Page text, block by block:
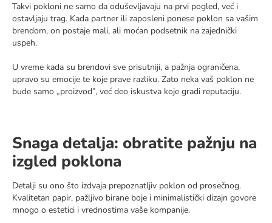
Takvi pokloni ne samo da oduševljavaju na prvi pogled, već i
ostavljaju trag. Kada partner ili zaposleni ponese poklon sa vašim
brendom, on postaje mali, ali moćan podsetnik na zajednički
uspeh.
U vreme kada su brendovi sve prisutniji, a pažnja ograničena,
upravo su emocije te koje prave razliku. Zato neka vaš poklon ne
bude samo „proizvod”, već deo iskustva koje gradi reputaciju.
Snaga detalja: obratite pažnju na
izgled poklona
Detalji su ono što izdvaja prepoznatljiv poklon od prosečnog.
Kvalitetan papir, pažljivo birane boje i minimalistički dizajn govore
mnogo o estetici i vrednostima vaše kompanije.